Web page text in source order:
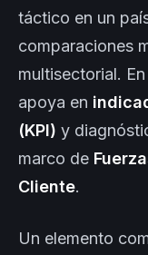
táctico en un
comparaciones
multisectorial.
apoya en
(KPI) y
marco de
Cliente.
Un elemento